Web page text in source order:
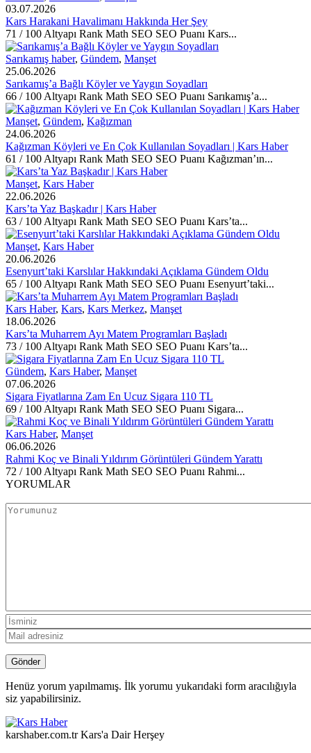
03.07.2026
Kars Harakani Havalimanı Hakkında Her Şey
71 / 100 Altyapı Rank Math SEO SEO Puanı Kars...
Sarıkamış haber, Gündem, Manşet
25.06.2026
Sarıkamış’a Bağlı Köyler ve Yaygın Soyadları
66 / 100 Altyapı Rank Math SEO SEO Puanı Sarıkamış’a...
Manşet, Gündem, Kağızman
24.06.2026
Kağızman Köyleri ve En Çok Kullanılan Soyadları | Kars Haber
61 / 100 Altyapı Rank Math SEO SEO Puanı Kağızman’ın...
Manşet, Kars Haber
22.06.2026
Kars’ta Yaz Başkadır | Kars Haber
63 / 100 Altyapı Rank Math SEO SEO Puanı Kars’ta...
Manşet, Kars Haber
20.06.2026
Esenyurt’taki Karslılar Hakkındaki Açıklama Gündem Oldu
65 / 100 Altyapı Rank Math SEO SEO Puanı Esenyurt’taki...
Kars Haber, Kars, Kars Merkez, Manşet
18.06.2026
Kars’ta Muharrem Ayı Matem Programları Başladı
73 / 100 Altyapı Rank Math SEO SEO Puanı Kars’ta...
Gündem, Kars Haber, Manşet
07.06.2026
Sigara Fiyatlarına Zam En Ucuz Sigara 110 TL
69 / 100 Altyapı Rank Math SEO SEO Puanı Sigara...
Kars Haber, Manşet
06.06.2026
Rahmi Koç ve Binali Yıldırım Görüntüleri Gündem Yarattı
72 / 100 Altyapı Rank Math SEO SEO Puanı Rahmi...
YORUMLAR
Henüz yorum yapılmamış. İlk yorumu yukarıdaki form aracılığıyla
siz yapabilirsiniz.
karshaber.com.tr Kars'a Dair Herşey